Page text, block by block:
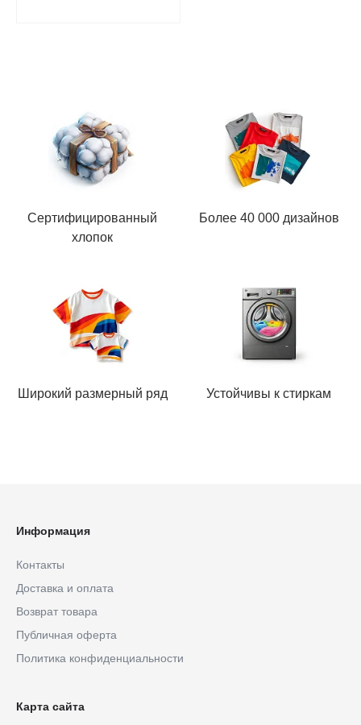
Сертифицированный
хлопок
Более 40 000 дизайнов
Широкий размерный ряд Устойчивы к стиркам
Информация
Контакты
Доставка и оплата
Возврат товара
Публичная оферта
Политика конфиденциальности
Карта сайта